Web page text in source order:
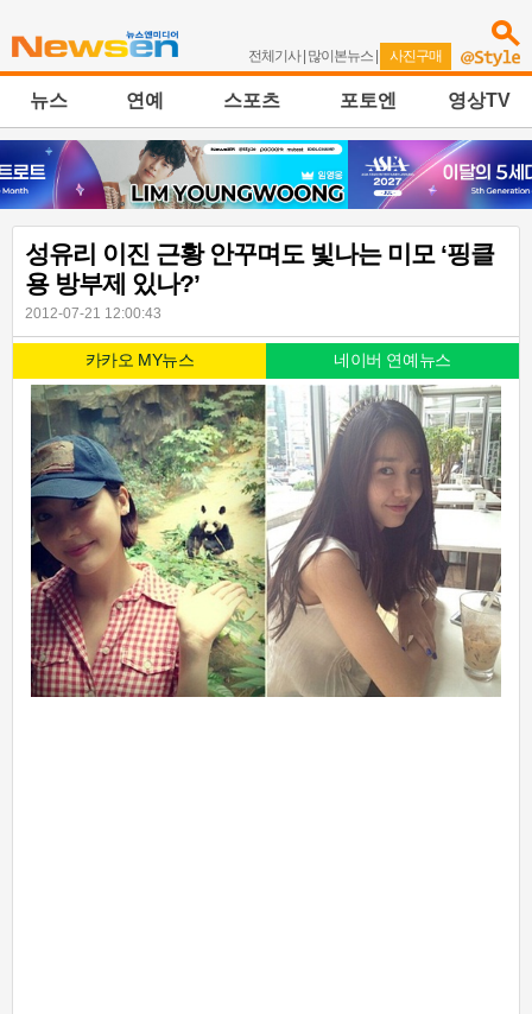
전체기사| 많이본뉴스 | 사진구매
뉴스 연예 스포츠 포토엔 영상TV
성유리 이진 근황 안꾸며도 빛나는 미모 ‘핑클
용 방부제 있나?’
2012-07-21 12:00:43
카카오 MY뉴스 네이버 연예뉴스